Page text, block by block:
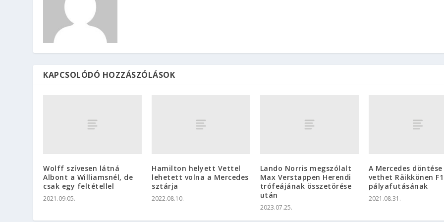
KAPCSOLÓDÓ HOZZÁSZÓLÁSOK
Wolff szívesen látná
Albont a Williamsnél, de
csak egy feltétellel
2021.09.05.
Hamilton helyett Vettel
lehetett volna a Mercedes
sztárja
2022.08.10.
Lando Norris megszólalt
Max Verstappen Herendi
trófeájának összetörése
után
2023.07.25.
A Mercedes
vethet Räikkönen
pályafutásának
2021.08.31.